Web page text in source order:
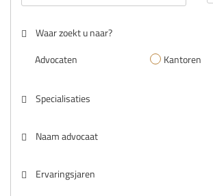
Waar zoekt u naar?
Advocaten
Kantoren
Specialisaties
Naam advocaat
Ervaringsjaren